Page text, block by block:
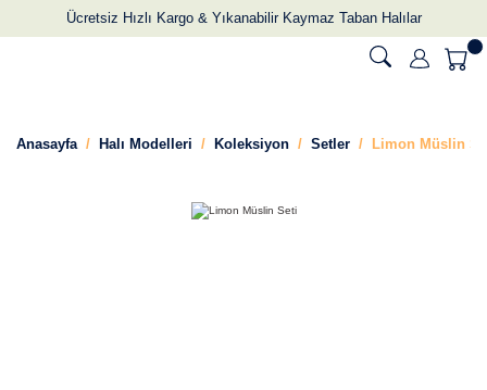
Ücretsiz Hızlı Kargo & Yıkanabilir Kaymaz Taban Halılar
Anasayfa Halı Modelleri Koleksiyon Setler Limon Müslin